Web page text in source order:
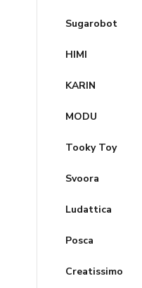
Sugarobot
HIMI
KARIN
MODU
Tooky Toy
Svoora
Ludattica
Posca
Creatissimo